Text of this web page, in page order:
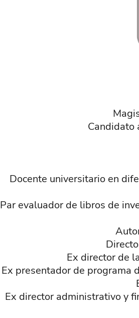
Candidato
Docente universitario en
Par evaluador de libros de
Ex director de
Ex presentador de programa
Ex director administrativo y